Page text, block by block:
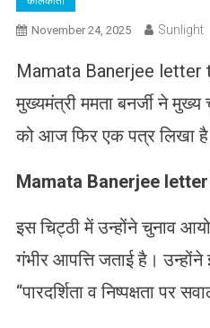
November 24, 2025 Sunlight
Mamata Banerjee letter
मुख्यमंत्री ममता बनर्जी ने
को आज फिर एक पत्र लिखा
Mamata Banerjee
इस चिट्ठी में उन्होंने चुनाव
गंभीर आपत्ति जताई है।
“पारदर्शिता व निष्पक्षता पर